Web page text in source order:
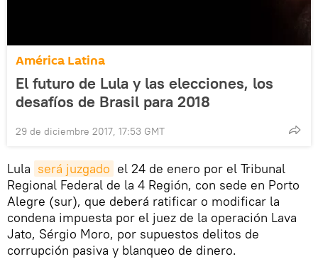
América Latina
El futuro de Lula y las elecciones, los
desafíos de Brasil para 2018
29 de diciembre 2017, 17:53 GMT
Lula será juzgado el 24 de enero por el Tribunal
Regional Federal de la 4 Región, con sede en Porto
Alegre (sur), que deberá ratificar o modificar la
condena impuesta por el juez de la operación Lava
Jato, Sérgio Moro, por supuestos delitos de
corrupción pasiva y blanqueo de dinero.